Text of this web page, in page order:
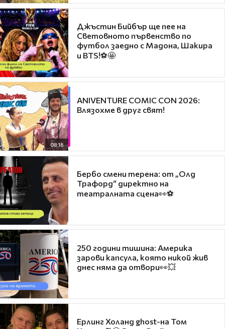
Джъстин Бийбър ще пее на
Световното първенство по
футбол заедно с Мадона, Шакира
и BTS!⚽🤩
08:16
ANIVENTURE COMIC CON 2026:
Влязохме в друг свят!
Бербо смени терена: от „Олд
Трафорд“ директно на
театралната сцена👀⚽
250 години тишина: Америка
зарови капсула, която никой жив
днес няма да отвори👀💥
Ерлинг Холанд ghost-на Том